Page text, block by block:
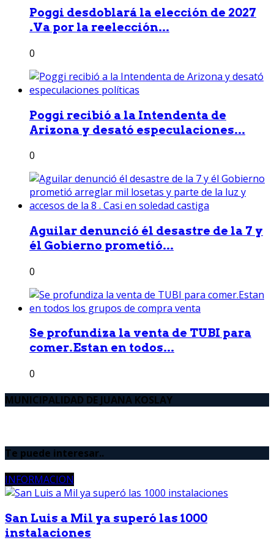
Poggi desdoblará la elección de 2027
.Va por la reelección...
0
Poggi recibió a la Intendenta de
Arizona y desató especulaciones...
0
Aguilar denunció él desastre de la 7 y
él Gobierno prometió...
0
Se profundiza la venta de TUBI para
comer.Estan en todos...
0
MUNICIPALIDAD DE JUANA KOSLAY
Te puede interesar..
INFORMACION
San Luis a Mil ya superó las 1000
instalaciones